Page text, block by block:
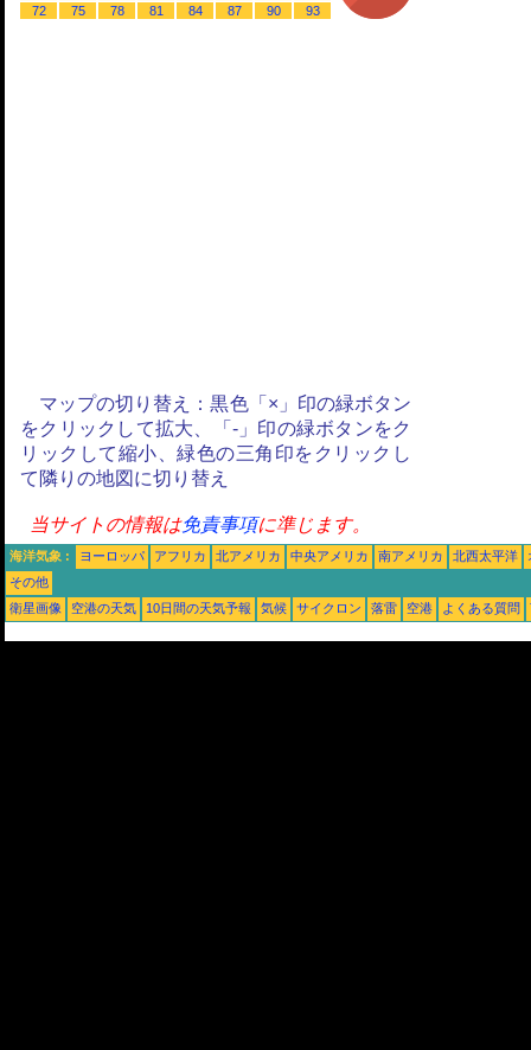
72
75 78 81 84 87 90 93
マップの切り替え：黒色「×」印の緑ボタン
をクリックして拡大、「-」印の緑ボタンをク
リックして縮小、緑色の三角印をクリックし
て隣りの地図に切り替え
当サイトの情報は免責事項に準じます。
海洋気象 : ヨーロッパ アフリカ 北アメリカ 中央アメリカ 南アメリカ 北西太平洋
その他
衛星画像
空港の天気 10日間の天気予報 気候 サイクロン 落雷 空港 よくある質問